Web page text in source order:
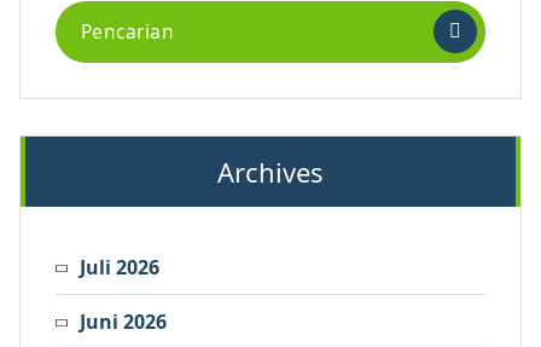
Archives
Juli 2026
Juni 2026